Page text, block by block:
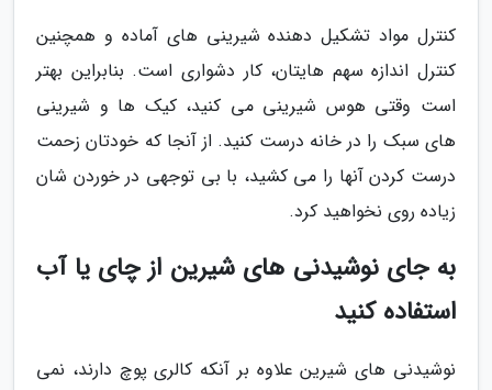
کنترل مواد تشکیل دهنده شیرینی های آماده و همچنین
کنترل اندازه سهم هایتان، کار دشواری است. بنابراین بهتر
است وقتی هوس شیرینی می کنید، کیک ها و شیرینی
های سبک را در خانه درست کنید. از آنجا که خودتان زحمت
درست کردن آنها را می کشید، با بی توجهی در خوردن شان
زیاده روی نخواهید کرد.
به جای نوشیدنی های شیرین از چای یا آب
استفاده کنید
نوشیدنی های شیرین علاوه بر آنکه کالری پوچ دارند، نمی